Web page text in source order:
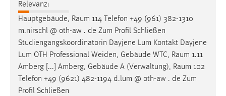
Relevanz:
Hauptgebäude, Raum 114 Telefon +49 (961) 382-1310
m.nirschl @ oth-aw . de Zum Profil Schließen
Studiengangskoordinatorin Dayjene Lum Kontakt Dayjene
Lum OTH Professional Weiden, Gebäude WTC, Raum 1.11
Amberg [...] Amberg, Gebäude A (Verwaltung), Raum 102
Telefon +49 (9621) 482-1194 d.lum @ oth-aw . de Zum
Profil Schließen